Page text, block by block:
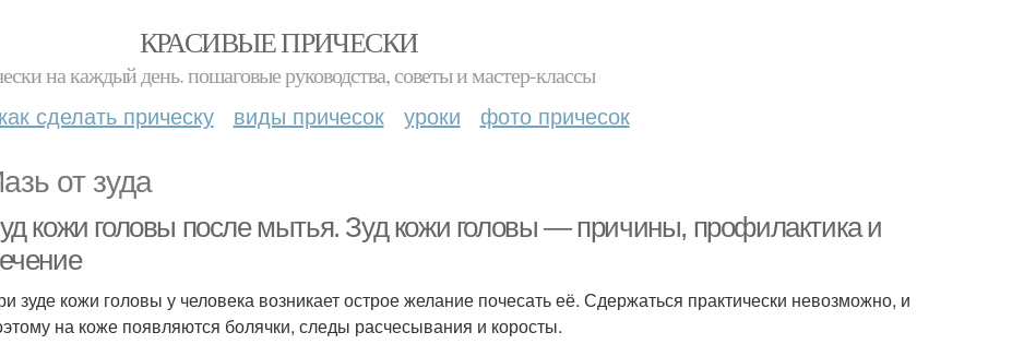
КРАСИВЫЕ ПРИЧЕСКИ
на каждый день. пошаговые руководства, советы и мастер-классы
как сделать прическу виды причесок уроки фото причесок
от зуда
кожи головы после мытья. Зуд кожи головы — причины, профилактика и
зуде кожи головы у человека возникает острое желание почесать её. Сдержаться практически невозможно, и
на коже появляются болячки, следы расчесывания и коросты.